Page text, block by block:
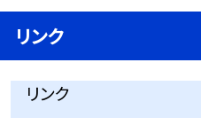
リンク
リンク